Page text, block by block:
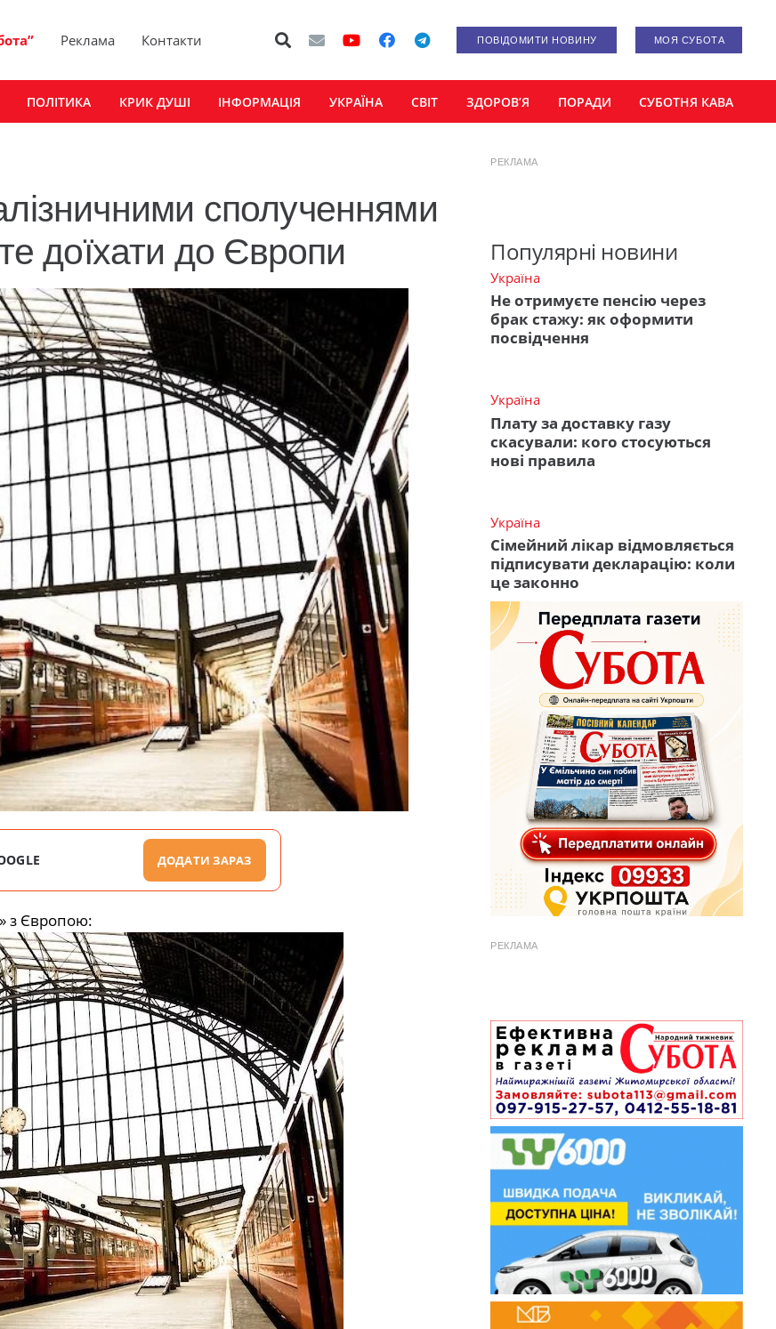
Реклама Контакти ПОВІДОМИТИ НОВИНУ МОЯ СУБОТА
ПОЛІТИКА КРИК ДУШІ ІНФОРМАЦІЯ УКРАЇНА СВІТ ЗДОРОВ’Я ПОРАДИ СУБОТНЯ КАВА
сполученнями
доїхати до Європи
ДОДАТИ ЗАРАЗ
з Європою:
РЕКЛАМА
Популярні новини
Україна
Не отримуєте пенсію через
брак стажу: як оформити
посвідчення
Україна
Плату за доставку газу
скасували: кого стосуються
нові правила
Україна
Сімейний лікар відмовляється
підписувати декларацію: коли
це законно
РЕКЛАМА